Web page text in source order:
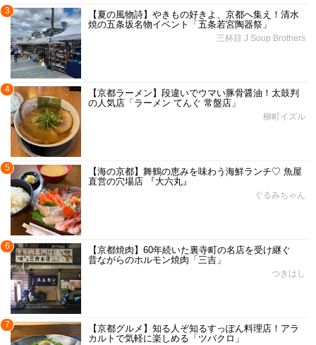
3
【夏の風物詩】やきもの好きよ、京都へ集え！清水
焼の五条坂名物イベント「五条若宮陶器祭」
三杯目 J Soup Brothers
4
【京都ラーメン】段違いでウマい豚骨醤油！太鼓判
の人気店「ラーメン てんぐ 常盤店」
柳町イズル
5
【海の京都】舞鶴の恵みを味わう海鮮ランチ♡ 魚屋
直営の穴場店 『大六丸』
ぐるみちゃん
6
【京都焼肉】60年続いた裏寺町の名店を受け継ぐ
昔ながらのホルモン焼肉「三吉」
つきはし
7
【京都グルメ】知る人ぞ知るすっぽん料理店！アラ
カルトで気軽に楽しめる「ツバクロ」